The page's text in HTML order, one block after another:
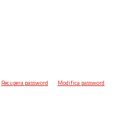
Recupera password Modifica password